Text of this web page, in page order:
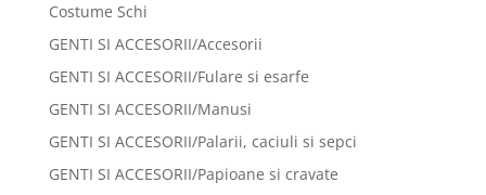
Costume Schi
GENTI SI ACCESORII/Accesorii
GENTI SI ACCESORII/Fulare si esarfe
GENTI SI ACCESORII/Manusi
GENTI SI ACCESORII/Palarii, caciuli si sepci
GENTI SI ACCESORII/Papioane si cravate